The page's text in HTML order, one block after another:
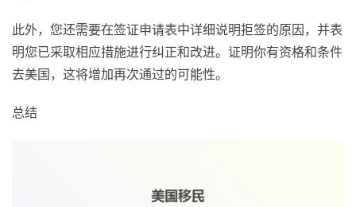
此外，您还需要在签证申请表中详细说明拒签的原因，并表
明您已采取相应措施进行纠正和改进。证明你有资格和条件
去美国，这将增加再次通过的可能性。
总结